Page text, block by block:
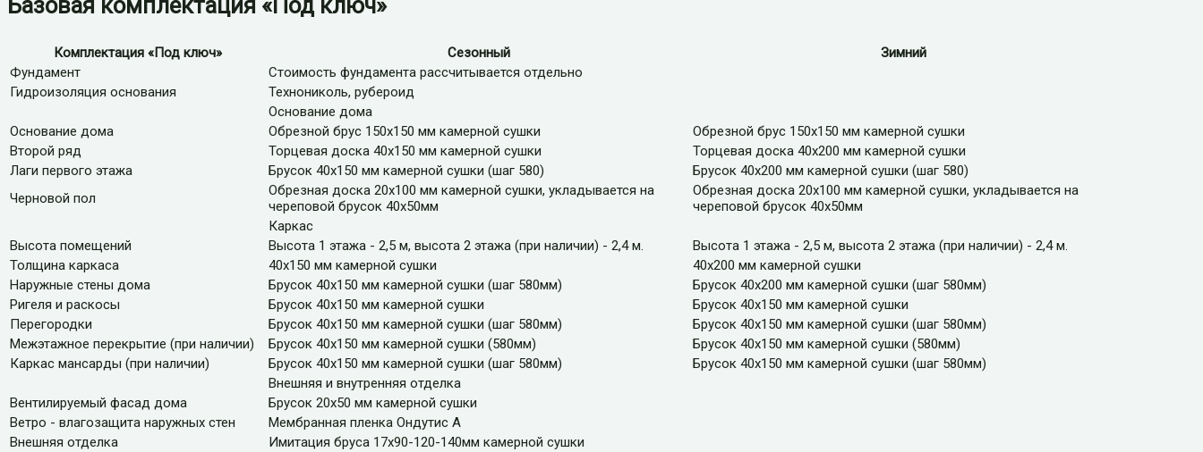
Базовая комплектация «Под ключ»
Комплектация «Под ключ» Сезонный
Зимний
Фундамент
Стоимость фундамента рассчитывается отдельно
Гидроизоляция основания
Технониколь, рубероид
Основание дома
Основание дома
Обрезной брус 150х150 мм камерной сушки
Обрезной брус 150х150 мм камерной сушки
Второй ряд
Торцевая доска 40х150 мм камерной сушки
Торцевая доска 40х200 мм камерной сушки
Лаги первого этажа
Брусок 40х150 мм камерной сушки (шаг 580)
Брусок 40х200 мм камерной сушки (шаг 580)
Черновой пол
Обрезная доска 20х100 мм камерной сушки, укладывается на
череповой брусок 40х50мм
Обрезная доска 20х100 мм камерной сушки, укладывается на
череповой брусок 40х50мм
Каркас
Высота помещений
Высота 1 этажа - 2,5 м, высота 2 этажа (при наличии) - 2,4 м.
Высота 1 этажа - 2,5 м, высота 2 этажа (при наличии) - 2,4 м.
Толщина каркаса
40х150 мм камерной сушки
40х200 мм камерной сушки
Наружные стены дома
Брусок 40х150 мм камерной сушки (шаг 580мм)
Брусок 40х200 мм камерной сушки (шаг 580мм)
Ригеля и раскосы
Брусок 40х150 мм камерной сушки
Брусок 40х150 мм камерной сушки
Перегородки
Брусок 40х150 мм камерной сушки (шаг 580мм)
Брусок 40х150 мм камерной сушки (шаг 580мм)
Межэтажное перекрытие (при наличии)
Брусок 40х150 мм камерной сушки (580мм)
Брусок 40х150 мм камерной сушки (580мм)
Каркас мансарды (при наличии)
Брусок 40х150 мм камерной сушки (шаг 580мм)
Брусок 40х150 мм камерной сушки (шаг 580мм)
Внешняя и внутренняя отделка
Вентилируемый фасад дома
Брусок 20х50 мм камерной сушки
Ветро - влагозащита наружных стен
Мембранная пленка Ондутис А
Внешняя отделка
Имитация бруса 17х90-120-140мм камерной сушки